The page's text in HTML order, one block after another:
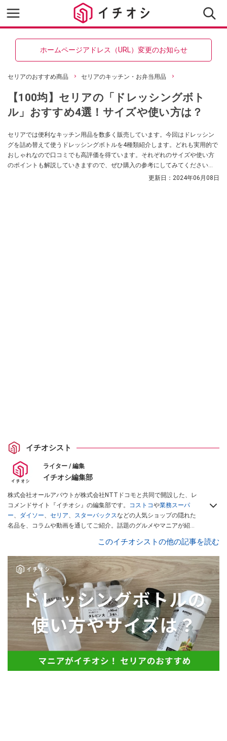
ホームページアドレス（URL）変更のお知らせ
セリアのおすすめ商品 セリアのキッチン・お弁当用品
【100均】セリアの「ドレッシングボト
ル」おすすめ4選！サイズや使い方は？
セリアでは便利なキッチン用品を数多く販売しています。今回はドレッシン
グを詰め替えて使うドレッシングボトルを4種類紹介します。どれも実用的で
おしゃれなので口コミでも高評価を得ています。それぞれのサイズや使い方
のポイントも解説していきますので、ぜひ購入の参考にしてみてください
更新日： 2024年06月08日
イチオシスト
ライター / 編集
イチオシ編集部
株式会社オールアバウトが株式会社NTTドコモと共同で開設した、レ
コメンドサイト『イチオシ』の編集部です。 コストコや業務スーパ
ー、 ダイソー、 セリア、 スターバックスなどの人気ショップの隠れた
名品を、コラムや動画を通してご紹介。話題のグルメやマニアが紹介
インフルエンサーが実際に使用してレビューしています。毎日トレン
ド情報をお届けしているので、ぜひGoogleニュースでフォローしてく
ださい！
このイチオシストの他の記事を読む